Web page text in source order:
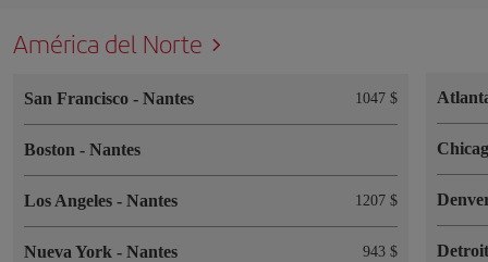
América del Norte
San Francisco - Nantes 1047 $
Boston - Nantes
Los Angeles - Nantes 1207 $
Nueva York - Nantes 943 $